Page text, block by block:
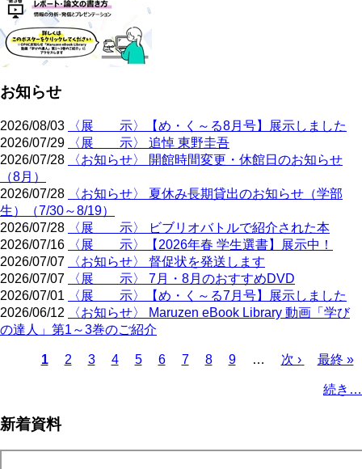
お知らせ
2026/08/03
〈展 示〉【め・く～る8月号】展示しました
2026/07/29
〈展 示〉 追悼 東野圭吾
2026/07/28
〈お知らせ〉 開館時間変更・休館日のお知らせ
（8月）
2026/07/28
〈お知らせ〉 夏休み長期貸出のお知らせ（学部
生）（7/30～8/19）
2026/07/28
〈展 示〉 ビブリオバトルで紹介された本
2026/07/16
〈展 示〉【2026年春 学生選書】展示中！
2026/07/07
〈お知らせ〉 督促状を発送します
2026/07/07
〈展 示〉 7月・8月のおすすめDVD
2026/07/01
〈展 示〉【め・く～る7月号】展示しました
2026/06/12
〈お知らせ〉 Maruzen eBook Library 動画「学び
の達人」第1～3巻のご紹介
送
カ
ペ
1 Page
2 Page
3 Page
4 Page
5 Page
6 Page
7 Page
8 Page
9 …
次
次 ›
最
ペ
最終 »
続き…
新着資料